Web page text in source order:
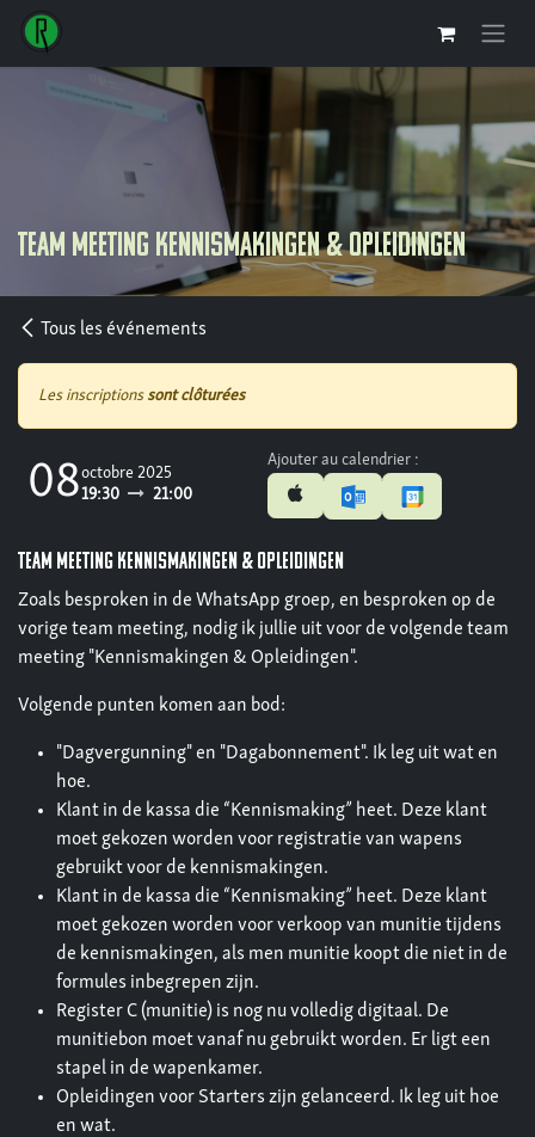
Se rendre au contenu
Team Meeting Kennismakingen & Opleidingen
Tous les événements
Les inscriptions sont clôturées
08octobre 2025
19:30
21:00
Ajouter au calendrier :
Team Meeting Kennismakingen & Opleidingen
Zoals besproken in de WhatsApp groep, en besproken op de
vorige team meeting, nodig ik jullie uit voor de volgende team
meeting "Kennismakingen & Opleidingen".
Volgende punten komen aan bod:
"Dagvergunning" en "Dagabonnement". Ik leg uit wat en
hoe.
Klant in de kassa die “Kennismaking” heet. Deze klant
moet gekozen worden voor registratie van wapens
gebruikt voor de kennismakingen.
Klant in de kassa die “Kennismaking” heet. Deze klant
moet gekozen worden voor verkoop van munitie tijdens
de kennismakingen, als men munitie koopt die niet in de
formules inbegrepen zijn.
Register C (munitie) is nog nu volledig digitaal. De
munitiebon moet vanaf nu gebruikt worden. Er ligt een
stapel in de wapenkamer.
Opleidingen voor Starters zijn gelanceerd. Ik leg uit hoe
en wat.